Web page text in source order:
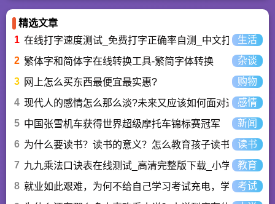
精选文章
1 在线打字速度测试_免费打字正确率自测_中文打字水平测
生活
2 繁体字和简体字在线转换工具-繁简字体转换
杂谈
3
网上怎么买东西最便宜最实惠?
购物
4 现代人的感情怎么那么淡?未来又应该如何面对这人情淡
感情
5 中国张雪机车获得世界超级摩托车锦标赛冠军
新闻
6 为什么要读书？读书的意义？怎么教育孩子读书？读书
7 九九乘法口诀表在线测试_高清完整版下载_小学数学口算
教育
8 就业如此艰难，为何不给自己学习考试充电，学一技之长
考试